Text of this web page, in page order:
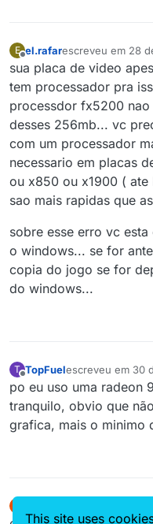
E
Offline
el.rafarescreveu em 28
última edição por
sua placa de video
tem processador pra
processdor fx5200 nao
desses 256mb... vc
com um processador
necessario em placas
ou x850 ou x1900 (
sao mais rapidas que
sobre esse erro vc
o windows... se for
copia do jogo se for
do windows...
T TopFuelescreveu em 30
última edição por
po eu uso uma radeon
tranquilo, obvio que
grafica, mais o minimo
Offline última edição por
This site uses